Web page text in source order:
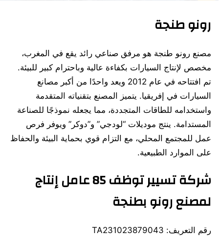
رونو طنجة
مصنع رونو طنجة هو مرفق صناعي رائد يقع في المغرب،
مخصص لإنتاج السيارات بكفاءة عالية وباحترام كبير للبيئة.
تم افتتاحه في عام 2012 ويعد واحدًا من أكبر مصانع
السيارات في إفريقيا. يتميز المصنع بتقنياته المتقدمة
واستخدامه للطاقات المتجددة، مما يجعله نموذجًا للصناعة
المستدامة. ينتج موديلات “لودجي” و”دوكر” ويوفر فرص
عمل للمجتمع المحلي، مع التزام قوي بحماية البيئة والحفاظ
على الموارد الطبيعية.
شركة تسيير توظف 85 عامل إنتاج
لمصنع رونو بطنجة
رقم التعريف: TA231023879043